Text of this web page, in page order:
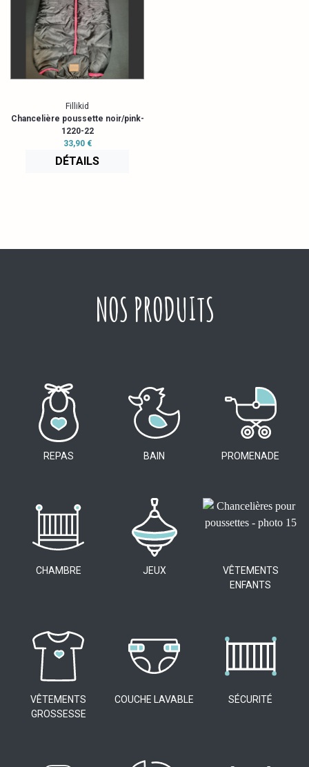
Fillikid
Chancelière poussette noir/pink-
1220-22
33,90 €
DÉTAILS
NOS PRODUITS
REPAS BAIN PROMENADE
CHAMBRE JEUX
VÊTEMENTS
ENFANTS
VÊTEMENTS
GROSSESSE
COUCHE LAVABLE SÉCURITÉ